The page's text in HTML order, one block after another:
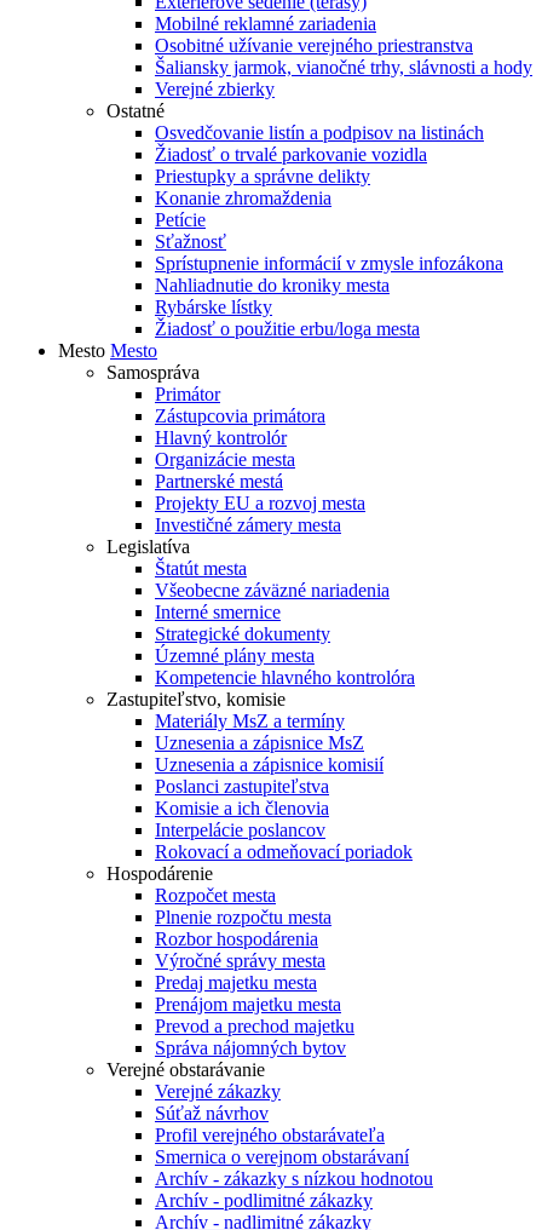
Mobilné reklamné zariadenia
Osobitné užívanie verejného priestranstva
Šaliansky jarmok, vianočné trhy, slávnosti a hody
Verejné zbierky
Ostatné
Osvedčovanie listín a podpisov na listinách
Žiadosť o trvalé parkovanie vozidla
Priestupky a správne delikty
Konanie zhromaždenia
Petície
Sťažnosť
Sprístupnenie informácií v zmysle infozákona
Nahliadnutie do kroniky mesta
Rybárske lístky
Žiadosť o použitie erbu/loga mesta
Mesto Mesto
Samospráva
Primátor
Zástupcovia primátora
Hlavný kontrolór
Organizácie mesta
Partnerské mestá
Projekty EU a rozvoj mesta
Investičné zámery mesta
Legislatíva
Štatút mesta
Všeobecne záväzné nariadenia
Interné smernice
Strategické dokumenty
Územné plány mesta
Kompetencie hlavného kontrolóra
Zastupiteľstvo, komisie
Materiály MsZ a termíny
Uznesenia a zápisnice MsZ
Uznesenia a zápisnice komisií
Poslanci zastupiteľstva
Komisie a ich členovia
Interpelácie poslancov
Rokovací a odmeňovací poriadok
Hospodárenie
Rozpočet mesta
Plnenie rozpočtu mesta
Rozbor hospodárenia
Výročné správy mesta
Predaj majetku mesta
Prenájom majetku mesta
Prevod a prechod majetku
Správa nájomných bytov
Verejné obstarávanie
Verejné zákazky
Súťaž návrhov
Profil verejného obstarávateľa
Smernica o verejnom obstarávaní
Archív - zákazky s nízkou hodnotou
Archív - podlimitné zákazky
Archív - nadlimitné zákazky